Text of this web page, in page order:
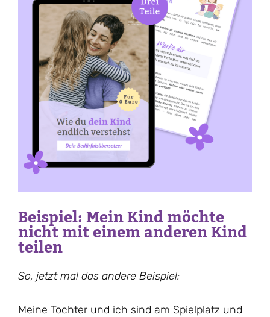
Beispiel: Mein Kind möchte
nicht mit einem anderen Kind
teilen
So, jetzt mal das andere Beispiel:
Meine Tochter und ich sind am Spielplatz und